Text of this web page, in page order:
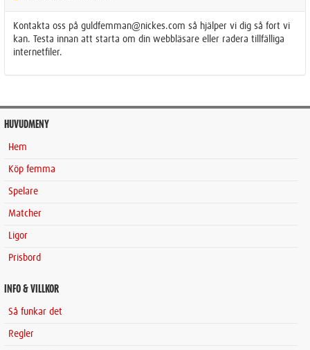
Kontakta oss på guldfemman@nickes.com så hjälper vi dig så fort vi
kan. Testa innan att starta om din webbläsare eller radera tillfälliga
internetfiler.
HUVUDMENY
Hem
Köp femma
Spelare
Matcher
Ligor
Prisbord
INFO & VILLKOR
Så funkar det
Regler